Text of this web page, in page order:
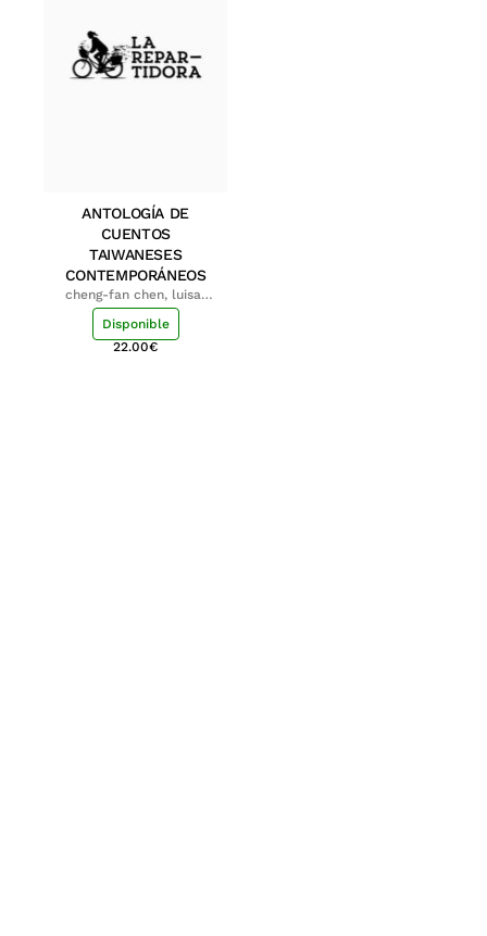
ANTOLOGÍA DE
CUENTOS
TAIWANESES
CONTEMPORÁNEOS
cheng-fan chen, luisa;
shu-ying chang, luisa
Disponible
22.00€